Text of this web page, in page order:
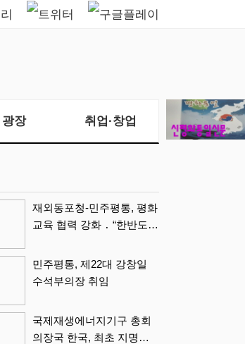
광장 취업·창업
재외동포청-민주평통, 평화
교육 협력 강화 ․ “한반도
에 알리다”
민주평통, 제22대 강창일
수석부의장 취임
국제재생에너지기구 총회
의장국 한국, 최초 지명…